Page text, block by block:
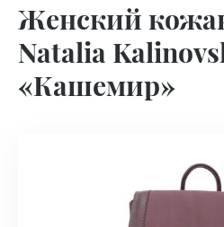
Женский
Natalia
«Кашемир»